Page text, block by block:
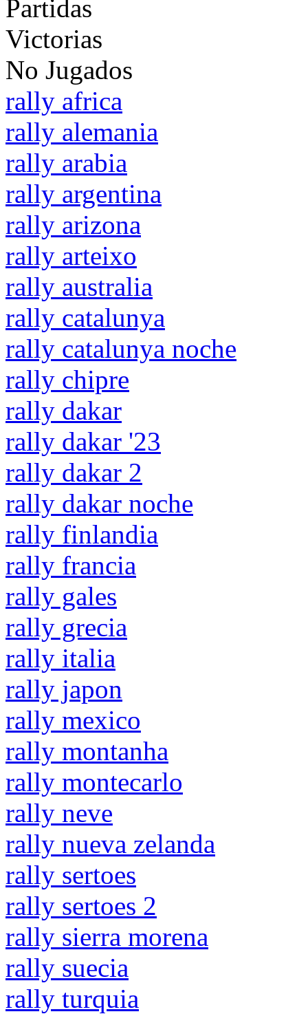
Partidas
Victorias
No Jugados
rally africa
rally alemania
rally arabia
rally argentina
rally arizona
rally arteixo
rally australia
rally catalunya
rally catalunya noche
rally chipre
rally dakar
rally dakar '23
rally dakar 2
rally dakar noche
rally finlandia
rally francia
rally gales
rally grecia
rally italia
rally japon
rally mexico
rally montanha
rally montecarlo
rally neve
rally nueva zelanda
rally sertoes
rally sertoes 2
rally sierra morena
rally suecia
rally turquia